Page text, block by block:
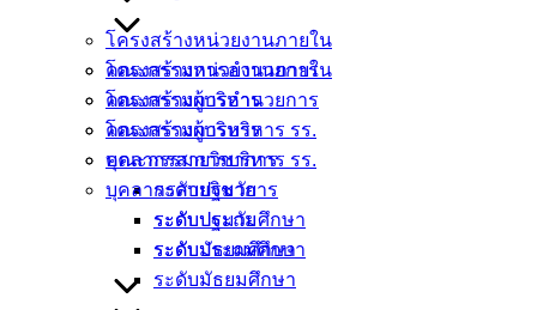
โครงสร้างหน่วยงานภายใน
คณะกรรมการอำนวยการ
โครงสร้างผู้บริหาร
คณะกรรมการบริหาร รร.
บุคลากรสายวิชาการ
ระดับปฐมวัย
ระดับประถมศึกษา
ระดับมัธยมศึกษา
โครงสร้างหน่วยงานภายใน
คณะกรรมการอำนวยการ
โครงสร้างผู้บริหาร
คณะกรรมการบริหาร รร.
บุคลากรสายวิชาการ
ระดับปฐมวัย
ระดับประถมศึกษา
ระดับมัธยมศึกษา